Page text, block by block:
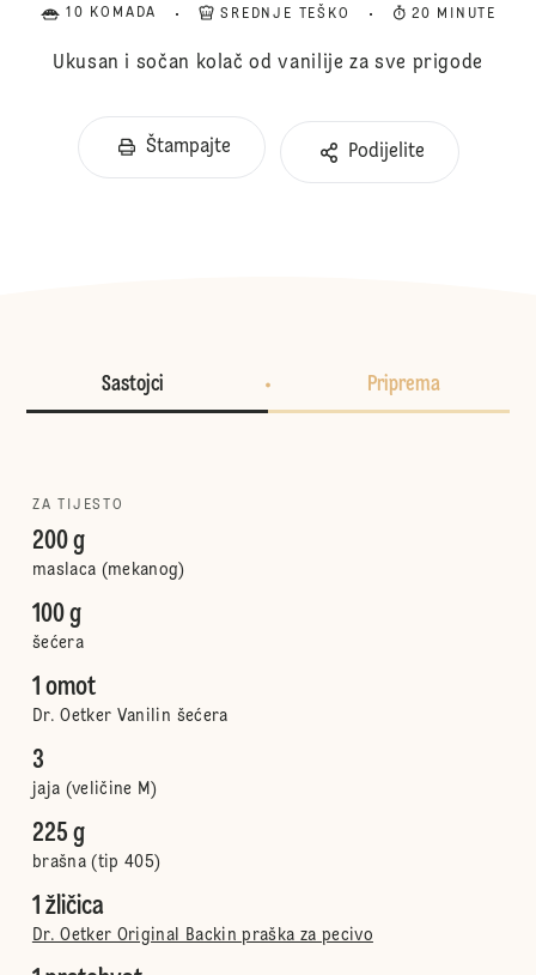
10 KOMADA SREDNJE TEŠKO 20 MINUTE
Ukusan i sočan kolač od vanilije za sve prigode
Štampajte Podijelite
Sastojci Priprema
ZA TIJESTO
200 g
maslaca (mekanog)
100 g
šećera
1 omot
Dr. Oetker Vanilin šećera
3
jaja (veličine M)
225 g
brašna (tip 405)
1 žličica
Dr. Oetker Original Backin praška za pecivo